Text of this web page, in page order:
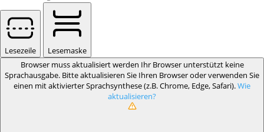
Lesezeile
Lesemaske
Browser muss aktualisiert werden Ihr Browser unterstützt keine
Sprachausgabe. Bitte aktualisieren Sie Ihren Browser oder verwenden Sie
einen mit aktivierter Sprachsynthese (z.B. Chrome, Edge, Safari).Wie
aktualisieren?